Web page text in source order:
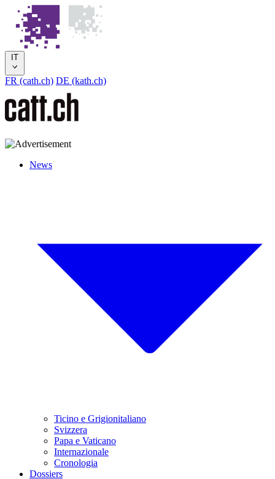
IT
FR (cath.ch) DE (kath.ch)
News
Ticino e Grigionitaliano
Svizzera
Papa e Vaticano
Internazionale
Cronologia
Dossiers